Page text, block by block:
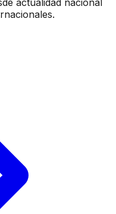
actualidad nacional